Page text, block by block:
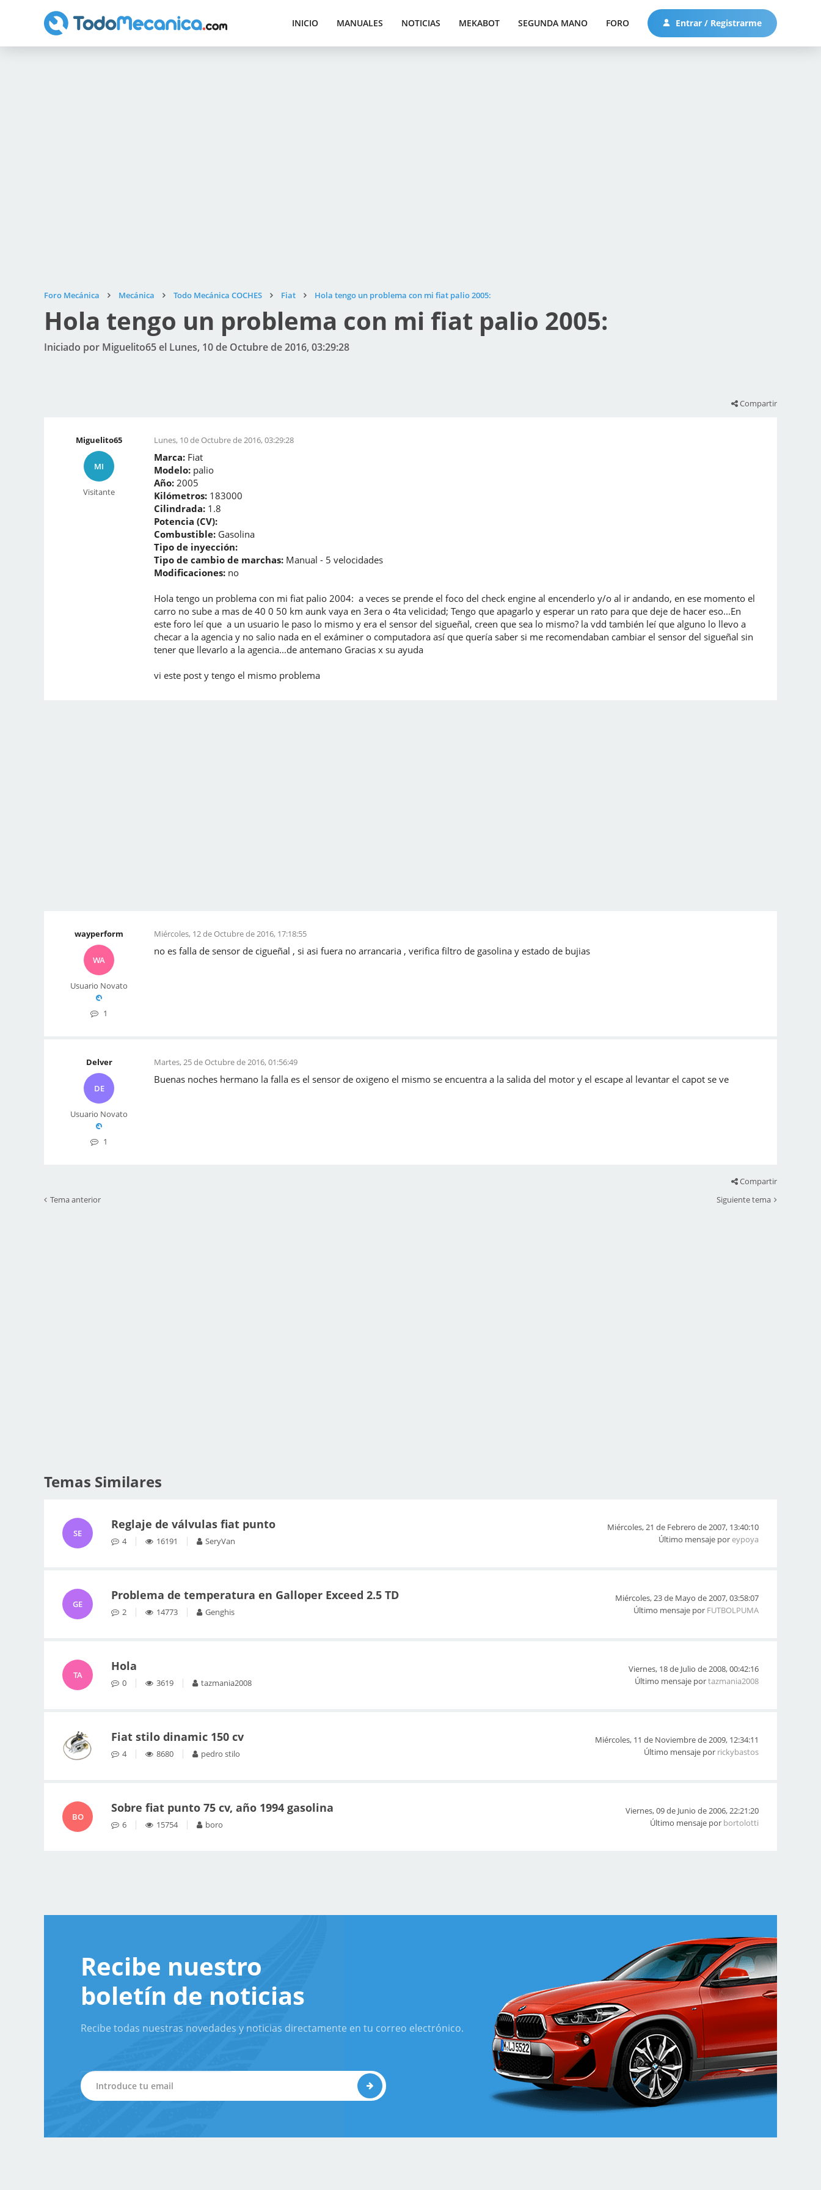
INICIO MANUALES NOTICIAS MEKABOT SEGUNDA MANO FORO Entrar / Registrarme
Foro Mecánica Mecánica Todo Mecánica COCHES Fiat Hola tengo un problema con mi fiat palio 2005:
Hola tengo un problema con mi fiat palio 2005:
Iniciado por Miguelito65 el Lunes, 10 de Octubre de 2016, 03:29:28
Compartir
Miguelito65
MI
Visitante
Lunes, 10 de Octubre de 2016, 03:29:28
Marca: Fiat
Modelo: palio
Año: 2005
Kilómetros: 183000
Cilindrada: 1.8
Potencia (CV):
Combustible: Gasolina
Tipo de inyección:
Tipo de cambio de marchas: Manual - 5 velocidades
Modificaciones: no
Hola tengo un problema con mi fiat palio 2004: a veces se prende el foco del check engine al encenderlo y/o al ir andando, en ese momento el
carro no sube a mas de 40 0 50 km aunk vaya en 3era o 4ta velicidad; Tengo que apagarlo y esperar un rato para que deje de hacer eso...En
este foro leí que a un usuario le paso lo mismo y era el sensor del sigueñal, creen que sea lo mismo? la vdd también leí que alguno lo llevo a
checar a la agencia y no salio nada en el exáminer o computadora así que quería saber si me recomendaban cambiar el sensor del sigueñal sin
tener que llevarlo a la agencia...de antemano Gracias x su ayuda
vi este post y tengo el mismo problema
wayperform
WA
Usuario Novato
1
Miércoles, 12 de Octubre de 2016, 17:18:55
no es falla de sensor de cigueñal , si asi fuera no arrancaria , verifica filtro de gasolina y estado de bujias
Delver
DE
Usuario Novato
1
Martes, 25 de Octubre de 2016, 01:56:49
Buenas noches hermano la falla es el sensor de oxigeno el mismo se encuentra a la salida del motor y el escape al levantar el capot se ve
Compartir
Tema anterior
Siguiente tema
Temas Similares
SE
Reglaje de válvulas fiat punto
4 16191 SeryVan
Miércoles, 21 de Febrero de 2007, 13:40:10
Último mensaje poreypoya
GE
Problema de temperatura en Galloper Exceed 2.5 TD
2 14773 Genghis
Miércoles, 23 de Mayo de 2007, 03:58:07
Último mensaje por FUTBOLPUMA
TA
Hola
0 3619 tazmania2008
Viernes, 18 de Julio de 2008, 00:42:16
Último mensaje portazmania2008
Fiat stilo dinamic 150 cv
4 8680 pedro stilo
Miércoles, 11 de Noviembre de 2009, 12:34:11
Último mensaje por rickybastos
BO
Sobre fiat punto 75 cv, año 1994 gasolina
6 15754 boro
Viernes, 09 de Junio de 2006, 22:21:20
Último mensaje por bortolotti
Recibe nuestro
boletín de noticias
Recibe todas nuestras novedades y noticias directamente en tu correo electrónico.